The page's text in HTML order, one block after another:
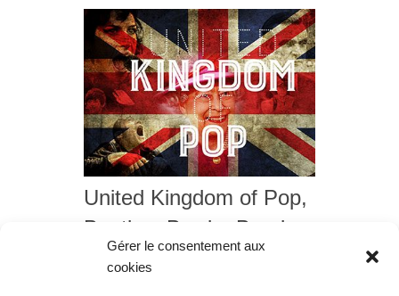
Gérer le consentement aux
cookies
United Kingdom of Pop,
Beatles, Bowie, Bond,
diffusion du vendredi 14